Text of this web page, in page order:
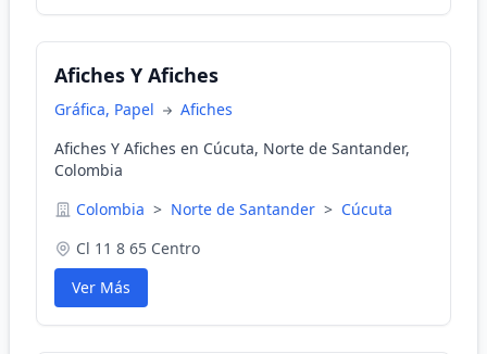
Afiches Y Afiches
Gráfica, Papel
Afiches
Afiches Y Afiches en Cúcuta, Norte de Santander,
Colombia
Colombia > Norte de Santander > Cúcuta
Cl 11 8 65 Centro
Ver Más